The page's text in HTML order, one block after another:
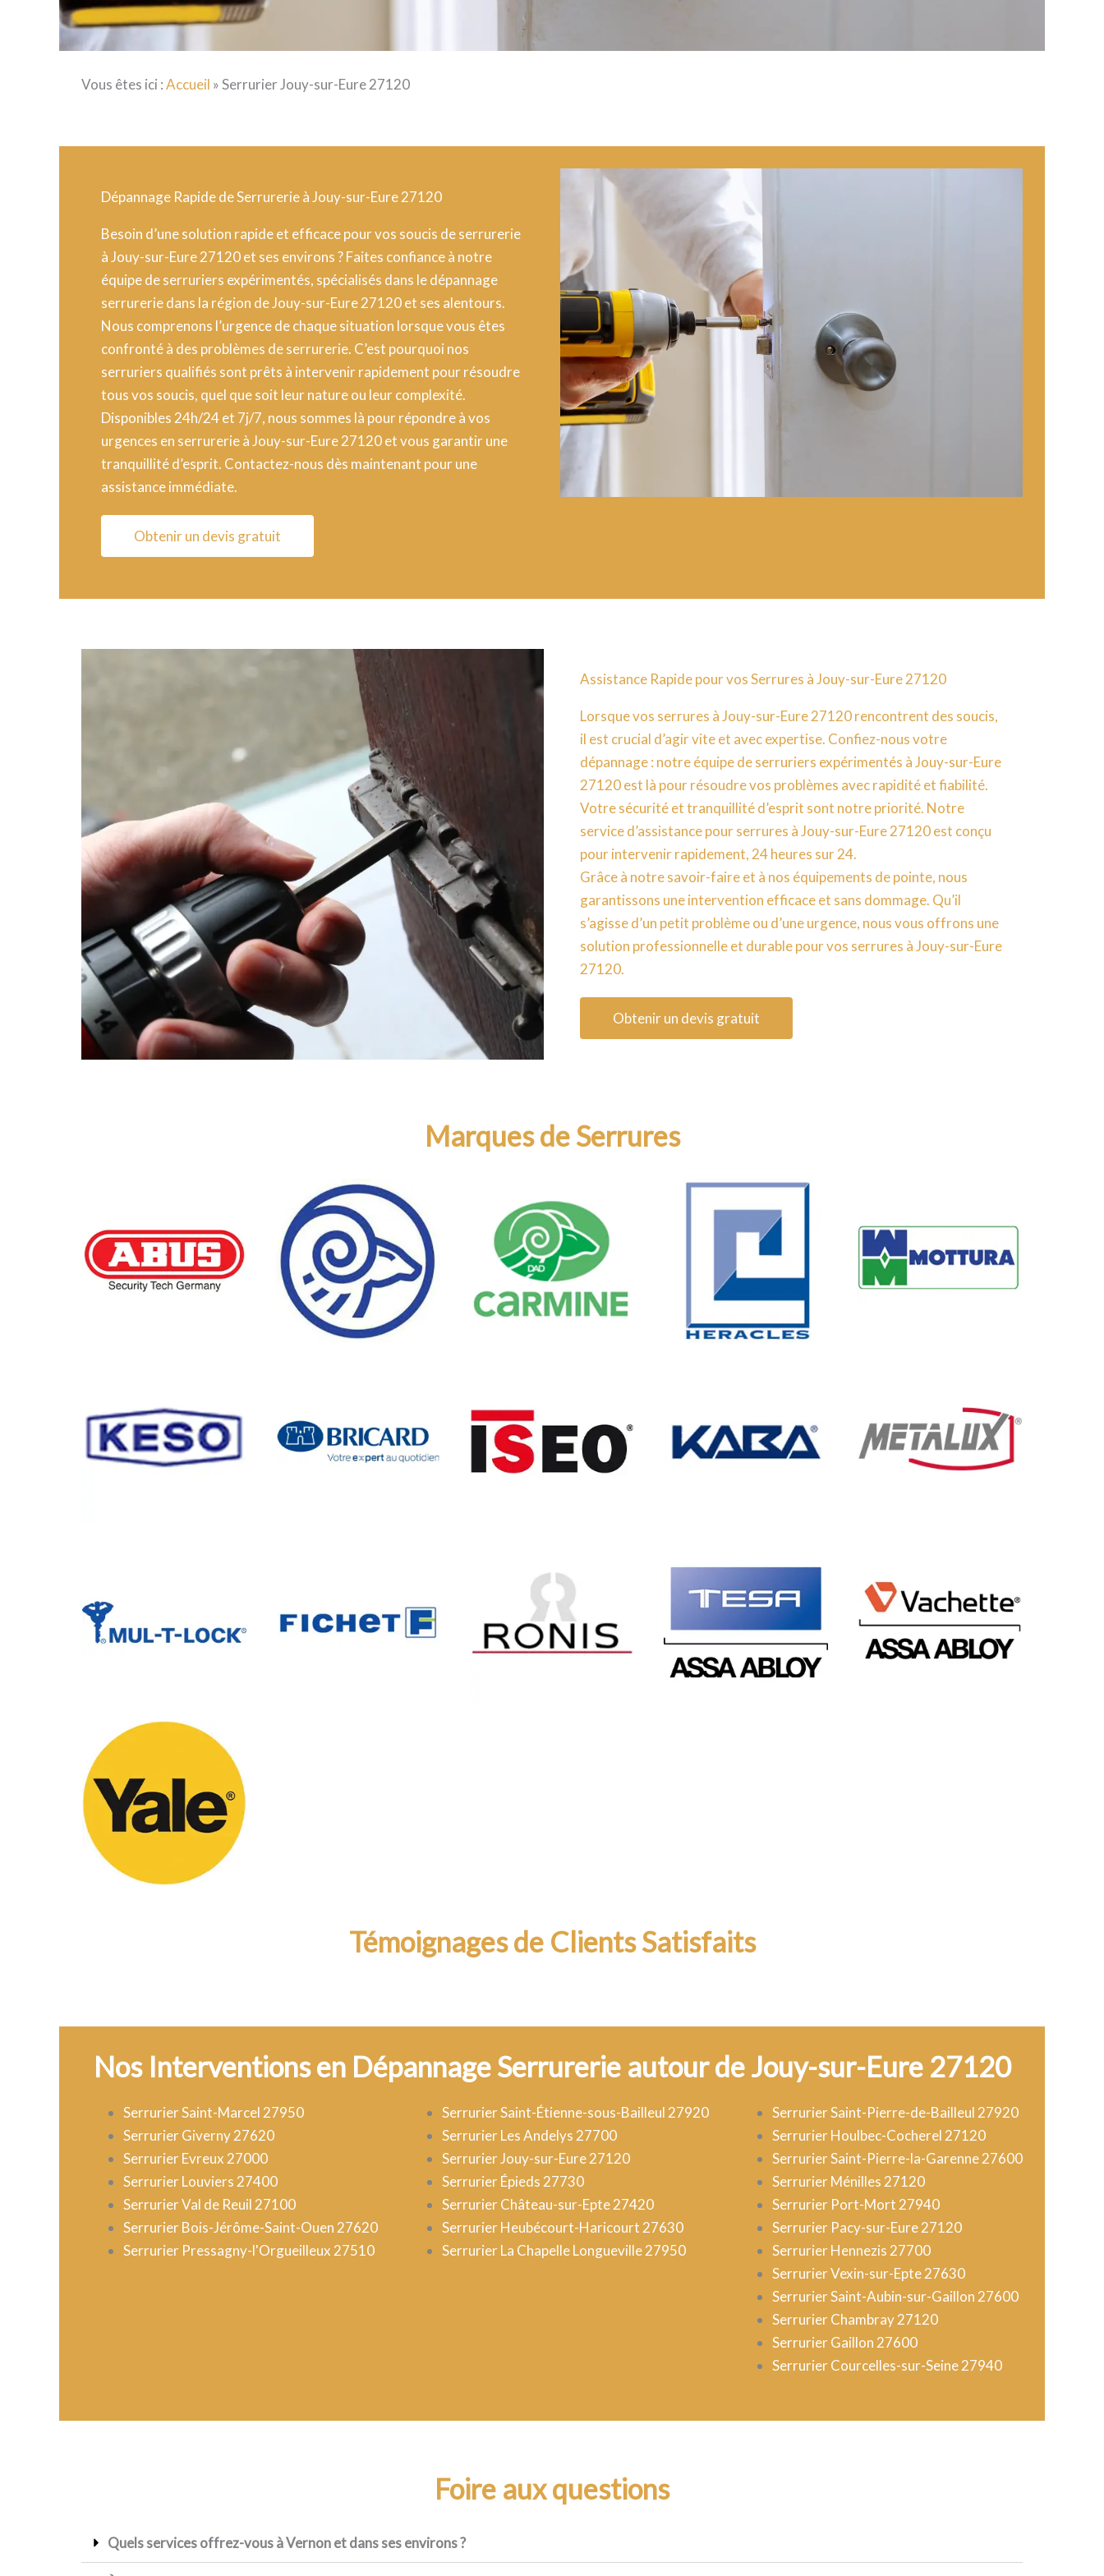
Vous êtes ici :Accueil »Serrurier Jouy-sur-Eure 27120
Dépannage Rapide de Serrurerie à Jouy-sur-Eure 27120
Besoin d’une solution rapide et efficace pour vos soucis de serrurerie
à Jouy-sur-Eure 27120 et ses environs ? Faites confiance à notre
équipe de serruriers expérimentés, spécialisés dans le dépannage
serrurerie dans la région de Jouy-sur-Eure 27120 et ses alentours.
Nous comprenons l’urgence de chaque situation lorsque vous êtes
confronté à des problèmes de serrurerie. C’est pourquoi nos
serruriers qualifiés sont prêts à intervenir rapidement pour résoudre
tous vos soucis, quel que soit leur nature ou leur complexité.
Disponibles 24h/24 et 7j/7, nous sommes là pour répondre à vos
urgences en serrurerie à Jouy-sur-Eure 27120 et vous garantir une
tranquillité d’esprit. Contactez-nous dès maintenant pour une
assistance immédiate.
Obtenir un devis gratuit
Assistance Rapide pour vos Serrures à Jouy-sur-Eure 27120
Lorsque vos serrures à Jouy-sur-Eure 27120 rencontrent des soucis,
il est crucial d’agir vite et avec expertise. Confiez-nous votre
dépannage : notre équipe de serruriers expérimentés à Jouy-sur-Eure
27120 est là pour résoudre vos problèmes avec rapidité et fiabilité.
Votre sécurité et tranquillité d’esprit sont notre priorité. Notre
service d’assistance pour serrures à Jouy-sur-Eure 27120 est conçu
pour intervenir rapidement, 24 heures sur 24.
Grâce à notre savoir-faire et à nos équipements de pointe, nous
garantissons une intervention efficace et sans dommage. Qu’il
s’agisse d’un petit problème ou d’une urgence, nous vous offrons une
solution professionnelle et durable pour vos serrures à Jouy-sur-Eure
27120.
Obtenir un devis gratuit
Marques de Serrures
Témoignages de Clients Satisfaits
Nos Interventions en Dépannage Serrurerie autour de Jouy-sur-Eure 27120
Serrurier Saint-Marcel 27950
Serrurier Giverny 27620
Serrurier Evreux 27000
Serrurier Louviers 27400
Serrurier Val de Reuil 27100
Serrurier Bois-Jérôme-Saint-Ouen 27620
Serrurier Pressagny-l'Orgueilleux 27510
Serrurier Saint-Étienne-sous-Bailleul 27920
Serrurier Les Andelys 27700
Serrurier Jouy-sur-Eure 27120
Serrurier Épieds 27730
Serrurier Château-sur-Epte 27420
Serrurier Heubécourt-Haricourt 27630
Serrurier La Chapelle Longueville 27950
Serrurier Saint-Pierre-de-Bailleul 27920
Serrurier Houlbec-Cocherel 27120
Serrurier Saint-Pierre-la-Garenne 27600
Serrurier Ménilles 27120
Serrurier Port-Mort 27940
Serrurier Pacy-sur-Eure 27120
Serrurier Hennezis 27700
Serrurier Vexin-sur-Epte 27630
Serrurier Saint-Aubin-sur-Gaillon 27600
Serrurier Chambray 27120
Serrurier Gaillon 27600
Serrurier Courcelles-sur-Seine 27940
Foire aux questions
Quels services offrez-vous à Vernon et dans ses environs ?